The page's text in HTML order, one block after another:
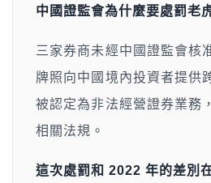
中國證監會為什麼要處罰老
三家券商未經中國證監會核
牌照向中國境內投資者提供
被認定為非法經營證券業務
相關法規。
這次處罰和 2022 年的差別